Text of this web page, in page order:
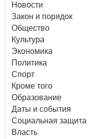
Новости
Закон и порядок
Общество
Культура
Экономика
Политика
Спорт
Кроме того
Образование
Даты и события
Социальная защита
Власть